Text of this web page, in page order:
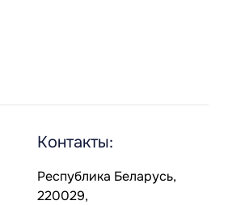
Контакты:
Республика Беларусь,
220029,